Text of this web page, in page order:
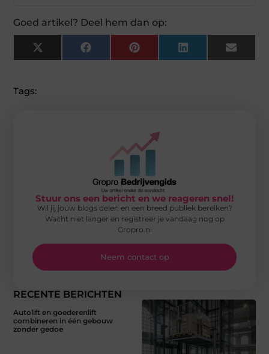
Goed artikel? Deel hem dan op:
X
(Twitter)
FacebookPinterest LinkedIn Email
Tags:
RECENTE BERICHTEN
Autolift en goederenlift
combineren in één gebouw
zonder gedoe
Stuur ons een bericht en we reageren snel!
Wil jij jouw blogs delen en een breed publiek bereiken?
Wacht niet langer en registreer je vandaag nog op
Gropro.nl
Neem contact op